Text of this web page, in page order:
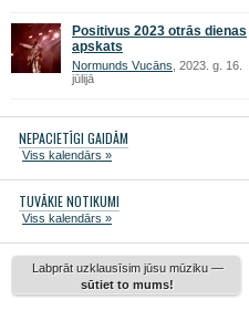
Positivus 2023 otrās dienas
apskats
Normunds Vucāns , 2023. g. 16.
jūlijā
NEPACIETĪGI GAIDĀM
Viss kalendārs »
TUVĀKIE NOTIKUMI
Viss kalendārs »
Labprāt uzklausīsim jūsu mūziku —
sūtiet to mums!